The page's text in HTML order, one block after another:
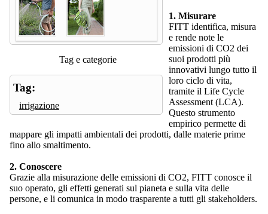
Tag e categorie
Tag:
irrigazione
1. Misurare
FITT identifica, misura
e rende note le
emissioni di CO2 dei
suoi prodotti più
innovativi lungo tutto il
loro ciclo di vita,
tramite il Life Cycle
Assessment (LCA).
Questo strumento
empirico permette di
mappare gli impatti ambientali dei prodotti, dalle materie prime
fino allo smaltimento.
2. Conoscere
Grazie alla misurazione delle emissioni di CO2, FITT conosce il
suo operato, gli effetti generati sul pianeta e sulla vita delle
persone, e li comunica in modo trasparente a tutti gli stakeholders.